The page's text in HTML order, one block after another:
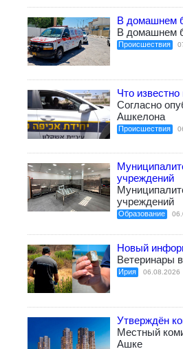
В домашнем
В домашнем
Происшествия
Что
Согласно
Ашкелона
Происшествия
учреждений
учреждений
Образование
Новый
Ветеринары
Ирия 06.08.2026
Утверждён
Местный
Ашке